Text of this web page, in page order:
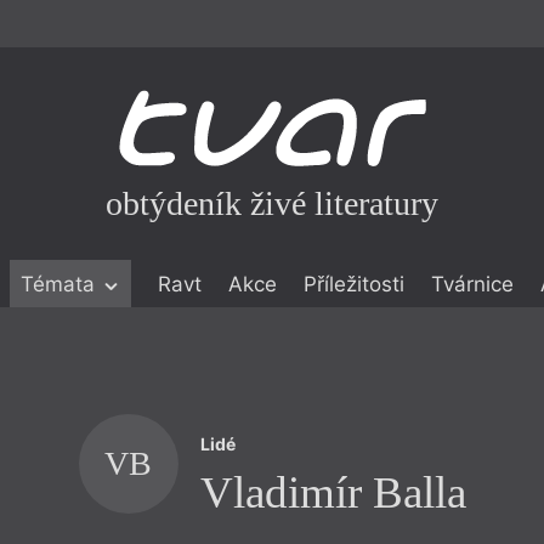
obtýdeník živé literatury
Témata Ravt Akce Příležitosti Tvárnice
VB Lidé
Vladimír Balla